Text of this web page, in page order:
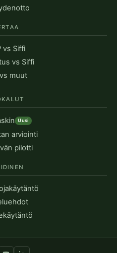
vs Siffi
vs Siffi
muut
Uusi
arviointi
pilotti